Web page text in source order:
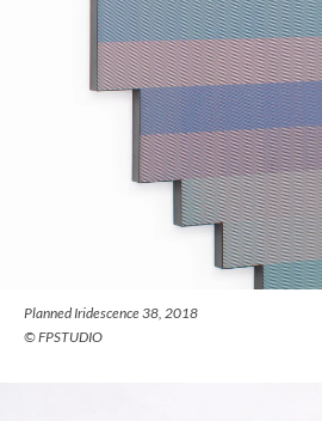
Planned Iridescence 38, 2018
© FPSTUDIO